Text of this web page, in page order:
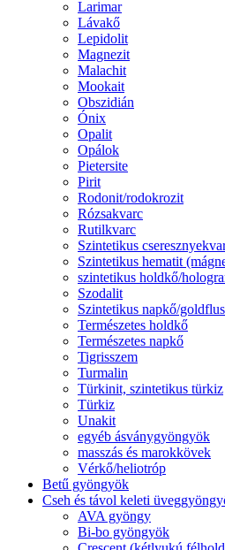
Larimar
Lávakő
Lepidolit
Magnezit
Malachit
Mookait
Obszidián
Ónix
Opalit
Opálok
Pietersite
Pirit
Rodonit/rodokrozit
Rózsakvarc
Rutilkvarc
Szintetikus
Szintetikus hematit
szintetikus holdkő/
Szodalit
Szintetikus napkő/
Természetes holdkő
Természetes napkő
Tigrisszem
Turmalin
Türkinit, szintetikus türkiz
Türkiz
Unakit
egyéb ásványgyöngyök
masszás és marokkövek
Vérkő/heliotróp
Betű gyöngyök
Cseh és távol keleti
AVA gyöngy
Bi-bo gyöngyök